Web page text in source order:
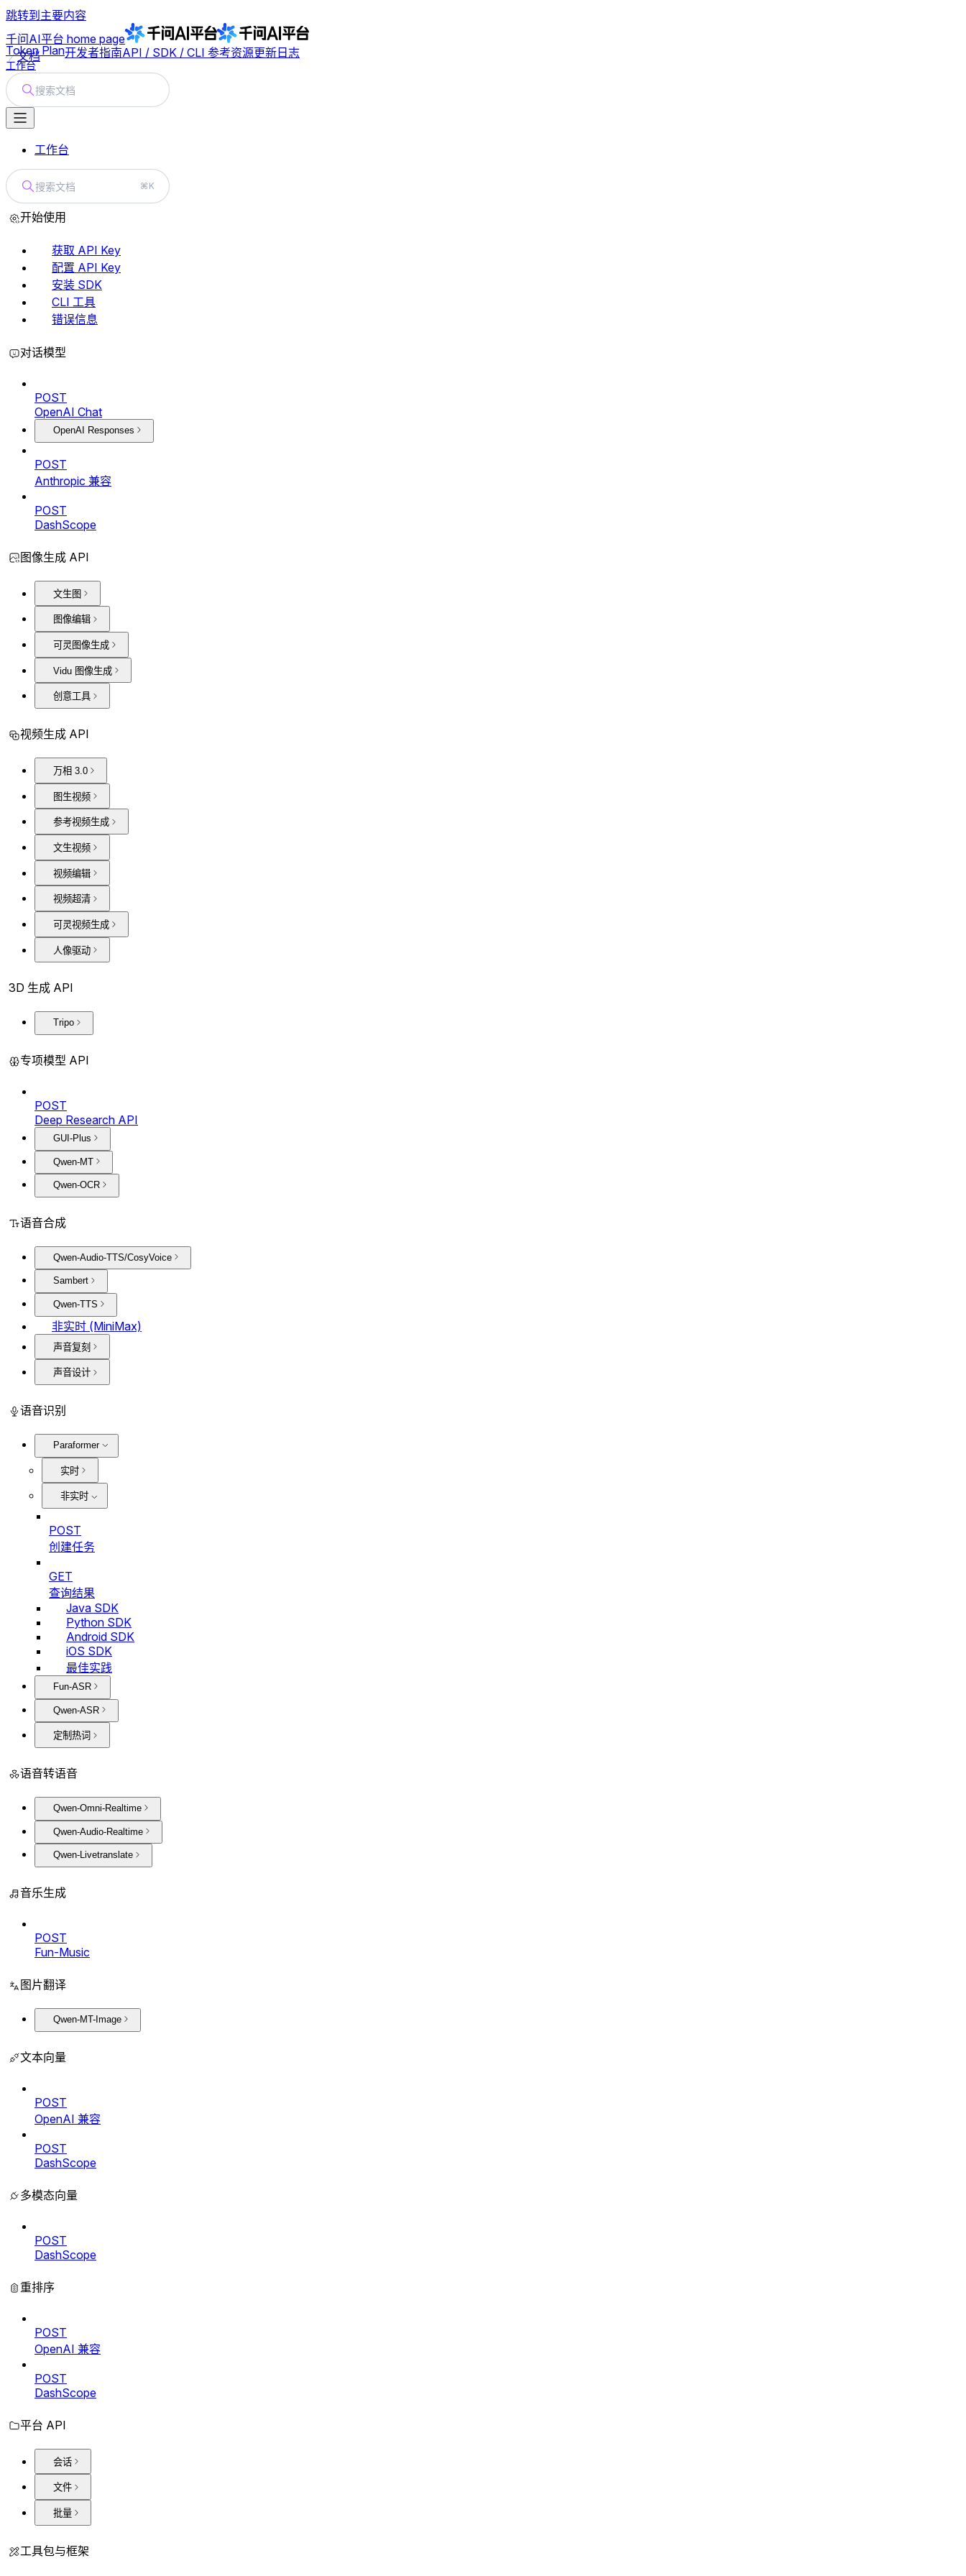
跳转到主要内容
千问AI平台 home page
文档
Token Plan开发者指南API / SDK / CLI 参考资源更新日志
工作台
搜索文档
工作台
搜索文档 ⌘K
开始使用
获取 API Key
配置 API Key
安装 SDK
CLI 工具
错误信息
对话模型
POST
OpenAI Chat
OpenAI Responses
POST
Anthropic 兼容
POST
DashScope
图像生成 API
文生图
图像编辑
可灵图像生成
Vidu 图像生成
创意工具
视频生成 API
万相 3.0
图生视频
参考视频生成
文生视频
视频编辑
视频超清
可灵视频生成
人像驱动
3D 生成 API
Tripo
专项模型 API
POST
Deep Research API
GUI-Plus
Qwen-MT
Qwen-OCR
语音合成
Qwen-Audio-TTS/CosyVoice
Sambert
Qwen-TTS
非实时 (MiniMax)
声音复刻
声音设计
语音识别
Paraformer
实时
非实时
POST
创建任务
GET
查询结果
Java SDK
Python SDK
Android SDK
iOS SDK
最佳实践
Fun-ASR
Qwen-ASR
定制热词
语音转语音
Qwen-Omni-Realtime
Qwen-Audio-Realtime
Qwen-Livetranslate
音乐生成
POST
Fun-Music
图片翻译
Qwen-MT-Image
文本向量
POST
OpenAI 兼容
POST
DashScope
多模态向量
POST
DashScope
重排序
POST
OpenAI 兼容
POST
DashScope
平台 API
会话
文件
批量
工具包与框架